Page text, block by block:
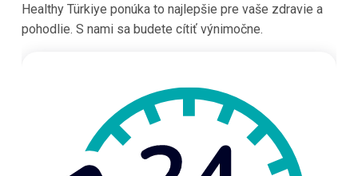
Healthy Türkiye ponúka to najlepšie pre vaše zdravie a
pohodlie. S nami sa budete cítiť výnimočne.